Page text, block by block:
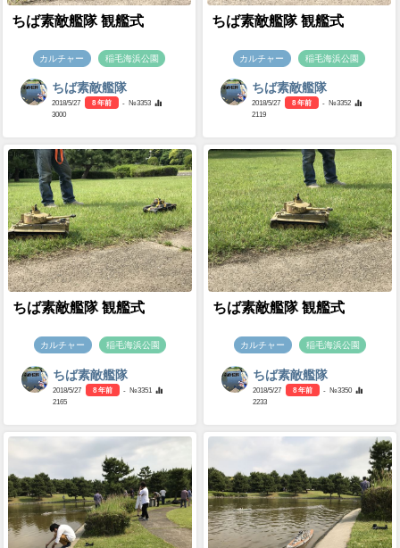
ちば素敵艦隊 観艦式
カルチャー 稲毛海浜公園
ちば素敵艦隊
2018/5/27 8 年前
- №3353
3000
ちば素敵艦隊 観艦式
カルチャー 稲毛海浜公園
ちば素敵艦隊
2018/5/27 8 年前
- №3352
2119
ちば素敵艦隊 観艦式
カルチャー 稲毛海浜公園
ちば素敵艦隊
2018/5/27 8 年前
- №3351
2165
ちば素敵艦隊 観艦式
カルチャー 稲毛海浜公園
ちば素敵艦隊
2018/5/27 8 年前
- №3350
2233